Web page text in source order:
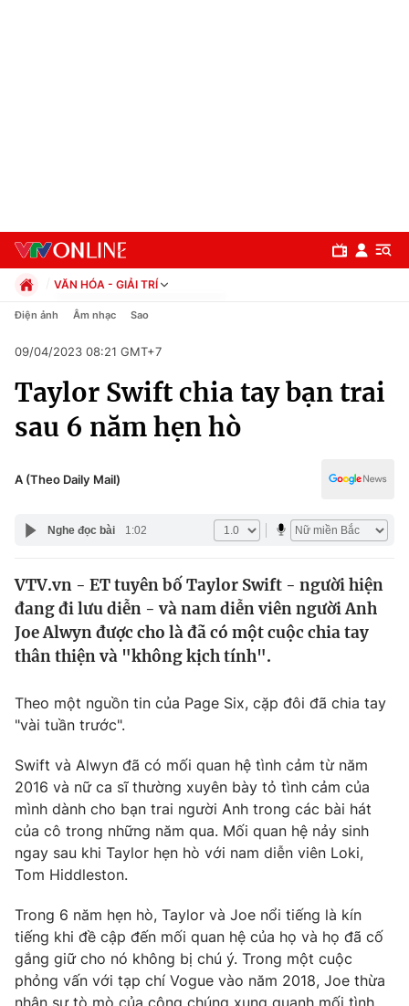
Chuyên mục
Chính trị
Pháp luật
Thế giới
Tin tức
Thế giới đó đây
Câu chuyện quốc tế
Tài chính
Góc doanh nghiệp
Dữ liệu và đời sống
Truyền hình
Phim VTV
Hậu trường
Khán giả
Giải sao mai
Giải trí
Điện ảnh
Âm nhạc
Sao
Du lịch
Làm đẹp
Chất lượng cuộc sống
Giáo dục
Tuyển sinh
Công nghệ
VĂN HÓA - GIẢI TRÍ
Chính trị
Pháp luật
Kinh tế
Thể thao
Truyền hình
Y tế
Công nghệ
Điện ảnh Âm nhạc Sao
09/04/2023 08:21 GMT+7
Taylor Swift chia tay bạn trai
sau 6 năm hẹn hò
A (Theo Daily Mail)
Nghe đọc bài 1:02
VTV.vn - ET tuyên bố Taylor Swift - người hiện
đang đi lưu diễn - và nam diễn viên người Anh
Joe Alwyn được cho là đã có một cuộc chia tay
thân thiện và "không kịch tính".
Theo một nguồn tin của Page Six, cặp đôi đã chia tay
"vài tuần trước".
Swift và Alwyn đã có mối quan hệ tình cảm từ năm
2016 và nữ ca sĩ thường xuyên bày tỏ tình cảm của
mình dành cho bạn trai người Anh trong các bài hát
của cô trong những năm qua. Mối quan hệ nảy sinh
ngay sau khi Taylor hẹn hò với nam diễn viên Loki,
Tom Hiddleston.
Trong 6 năm hẹn hò, Taylor và Joe nổi tiếng là kín
tiếng khi đề cập đến mối quan hệ của họ và họ đã cố
gắng giữ cho nó không bị chú ý. Trong một cuộc
phỏng vấn với tạp chí Vogue vào năm 2018, Joe thừa
nhận sự tò mò của công chúng xung quanh mối tình